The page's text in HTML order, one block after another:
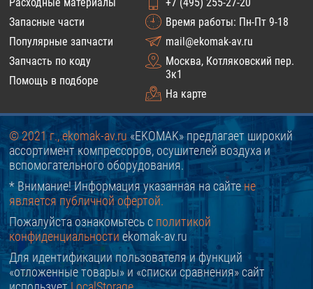
Расходные материалы
Запасные части
Популярные запчасти
Запчасть по коду
Помощь в подборе
+7 (495) 255-27-20
Время работы: Пн-Пт 9-18
mail@ekomak-av.ru
Москва, Котляковский пер.
3к1
На карте
© 2021 г., ekomak-av.ru «EKOMAK» предлагает широкий
ассортимент компрессоров, осушителей воздуха и
вспомогательного оборудования.
* Внимание! Информация указанная на сайтене
является публичной офертой.
Пожалуйста ознакомьтесь с политикой
конфиденциальности ekomak-av.ru
Для идентификации пользователя и функций
«отложенные товары» и «списки сравнения» сайт